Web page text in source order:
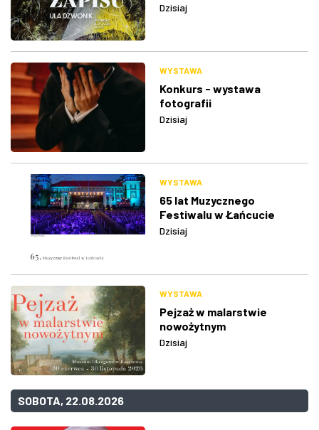
Dzisiaj
WYSTAWA
Konkurs - wystawa
fotografii
Dzisiaj
WYSTAWA
65 lat Muzycznego
Festiwalu w Łańcucie
Dzisiaj
WYSTAWA
Pejzaż w malarstwie
nowożytnym
Dzisiaj
SOBOTA, 22.08.2026